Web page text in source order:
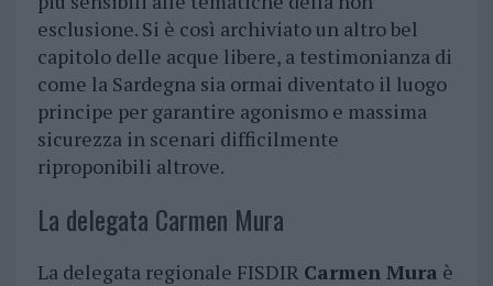
esclusione. Si è così archiviato un altro bel
capitolo delle acque libere, a testimonianza di
come la Sardegna sia ormai diventato il luogo
principe per garantire agonismo e massima
sicurezza in scenari difficilmente
riproponibili altrove.
La delegata Carmen Mura
La delegata regionale FISDIR Carmen Mura è